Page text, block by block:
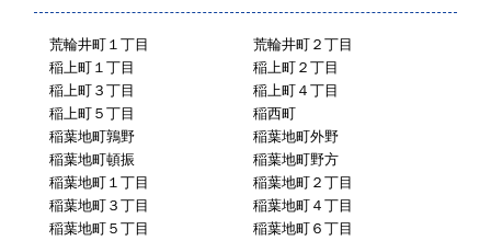
荒輪井町１丁目
荒輪井町２丁目
稲上町１丁目
稲上町２丁目
稲上町３丁目
稲上町４丁目
稲上町５丁目
稲西町
稲葉地町鶉野
稲葉地町外野
稲葉地町頓振
稲葉地町野方
稲葉地町１丁目
稲葉地町２丁目
稲葉地町３丁目
稲葉地町４丁目
稲葉地町５丁目
稲葉地町６丁目